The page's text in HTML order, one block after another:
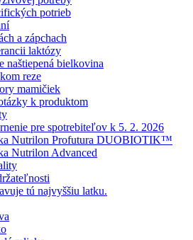
potrieb
a zápchach
laktózy
naštiepená bielkovina
reze
mamičiek
k produktom
pre spotrebiteľov k 5. 2. 2026
Nutrilon Profutura DUOBIOTIK™
Nutrilon Advanced
tú najvyššiu latku.